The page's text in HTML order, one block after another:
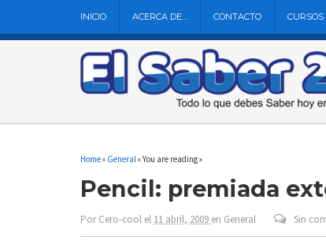
INICIO ACERCA DE… CONTACTO
Home» General» You are reading »
Pencil: premiada
PorCero-cool el 11 abril, 2009 en General Sin